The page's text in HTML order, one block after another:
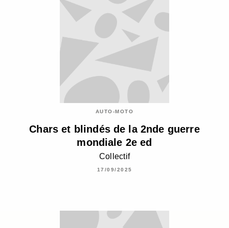
AUTO-MOTO
Chars et blindés de la 2nde guerre
mondiale 2e ed
Collectif
17/09/2025